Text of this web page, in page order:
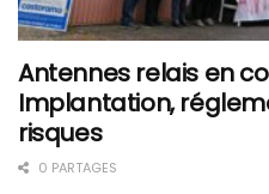
Antennes relais en
Implantation,
risques
0 PARTAGES